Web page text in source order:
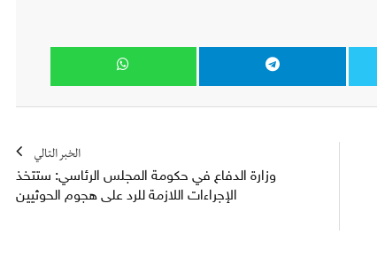
الخبر التالي
وزارة الدفاع في حكومة المجلس الرئاسي: ستتخذ
الإجراءات اللازمة للرد على هجوم الحوثيين